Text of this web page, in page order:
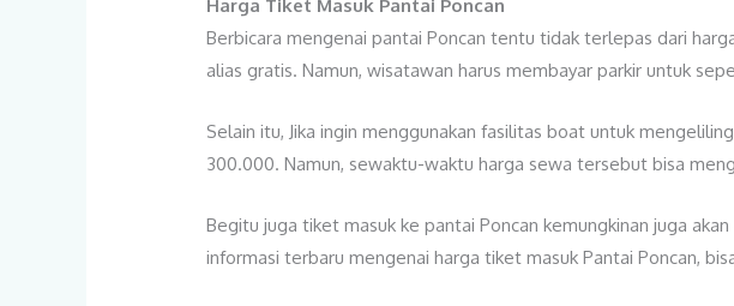
Harga Tiket Masuk Pantai Poncan
Berbicara mengenai pantai Poncan tentu tidak terlepas dari
alias gratis. Namun, wisatawan harus membayar parkir untuk
Selain itu, Jika ingin menggunakan fasilitas boat untuk
300.000. Namun, sewaktu-waktu harga sewa tersebut bisa
Begitu juga tiket masuk ke pantai Poncan kemungkinan juga
informasi terbaru mengenai harga tiket masuk Pantai Poncan,